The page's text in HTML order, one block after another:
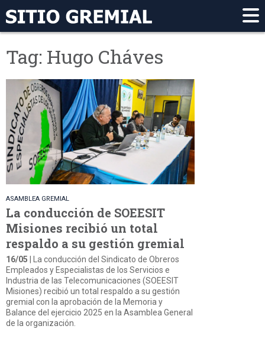
Tag: Hugo Cháves
ASAMBLEA GREMIAL
La conducción de SOEESIT
Misiones recibió un total
respaldo a su gestión gremial
16/05 | La conducción del Sindicato de Obreros
Empleados y Especialistas de los Servicios e
Industria de las Telecomunicaciones (SOEESIT
Misiones) recibió un total respaldo a su gestión
gremial con la aprobación de la Memoria y
Balance del ejercicio 2025 en la Asamblea General
de la organización.